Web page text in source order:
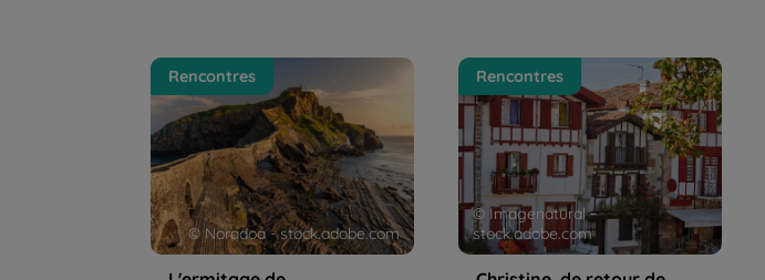
L'ermitage de Gaztelugatxe au
Pays Basque | La Balaguère
© Noradoa - stock.adobe.com
Rencontres
Christine, de retour de notre
rando yoga au Pays Basque –
La Balaguère
© Imagenatural -
stock.adobe.com
Rencontres